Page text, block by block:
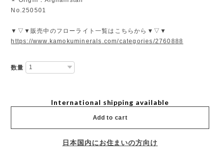
No.250501
▼▽▼販売中のフローライト一覧はこちらから▼▽▼
https://www.kamokuminerals.com/categories/2760888
数量
International shipping available
Add to cart
日本国内にお住まいの方向け